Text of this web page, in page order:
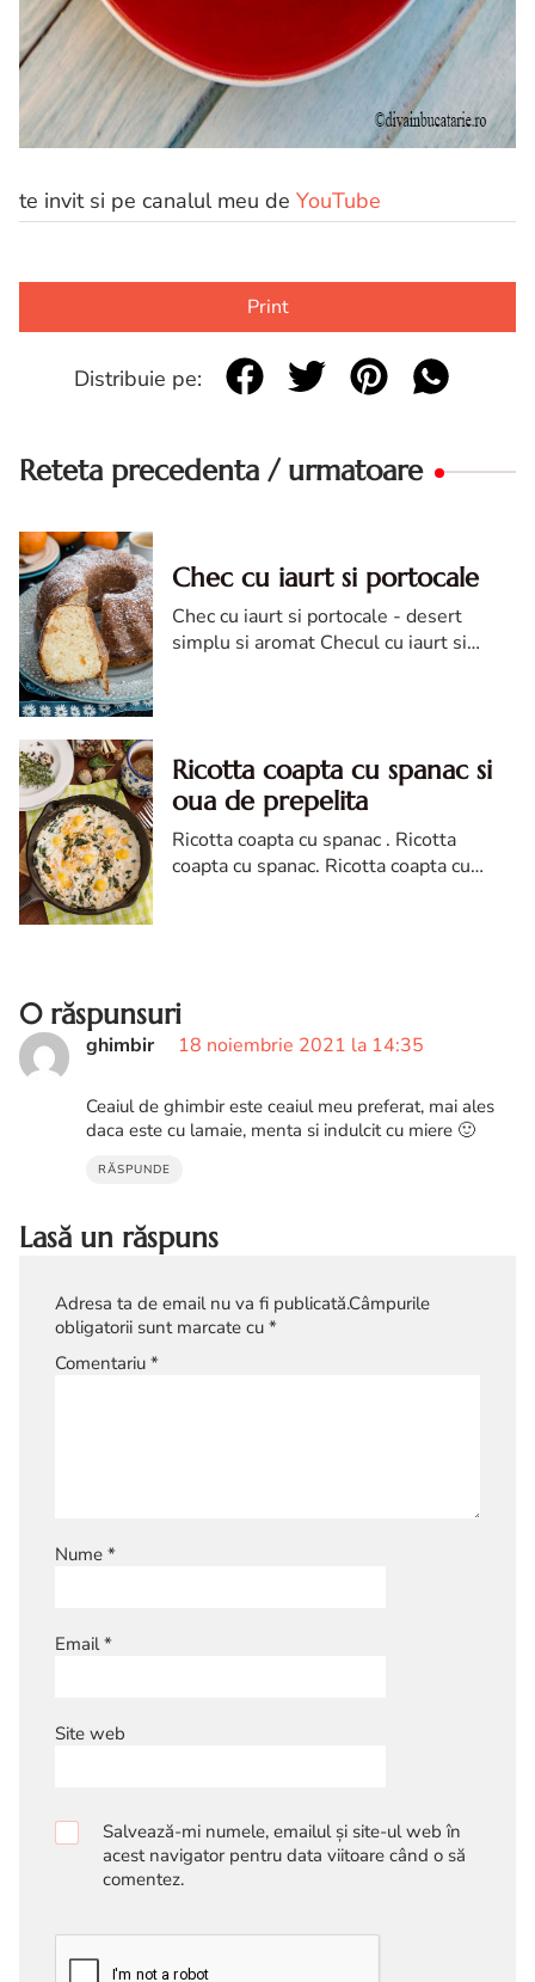
te invit si pe canalul meu de YouTube
Print
Distribuie pe:
Reteta precedenta / urmatoare
Chec cu iaurt si portocale
Chec cu iaurt si portocale - desert
simplu si aromat Checul cu iaurt si
Ricotta coapta cu spanac si
oua de prepelita
Ricotta coapta cu spanac . Ricotta
coapta cu spanac. Ricotta coapta cu
0 răspunsuri
ghimbir 18 noiembrie 2021 la 14:35
Ceaiul de ghimbir este ceaiul meu preferat, mai ales
daca este cu lamaie, menta si indulcit cu miere 🙂
RĂSPUNDE
Lasă un răspuns
Adresa ta de email nu va fi publicată.Câmpurile
obligatorii sunt marcate cu *
Comentariu *
Nume *
Email*
Site web
Salvează-mi numele, emailul și site-ul web în
acest navigator pentru data viitoare când o să
comentez.